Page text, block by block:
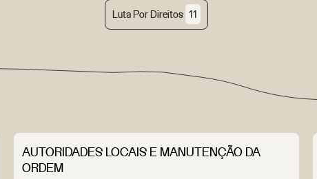
Luta Por Direitos 11
AUTORIDADES LOCAIS E MANUTENÇÃO DA
ORDEM